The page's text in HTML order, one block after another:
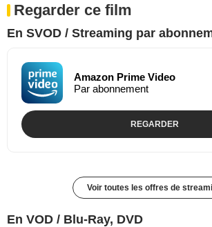
Regarder ce film
En SVOD / Streaming par
Amazon Prime Video
Par abonnement
REGARDER
Voir toutes les offres de
En VOD / Blu-Ray, DVD